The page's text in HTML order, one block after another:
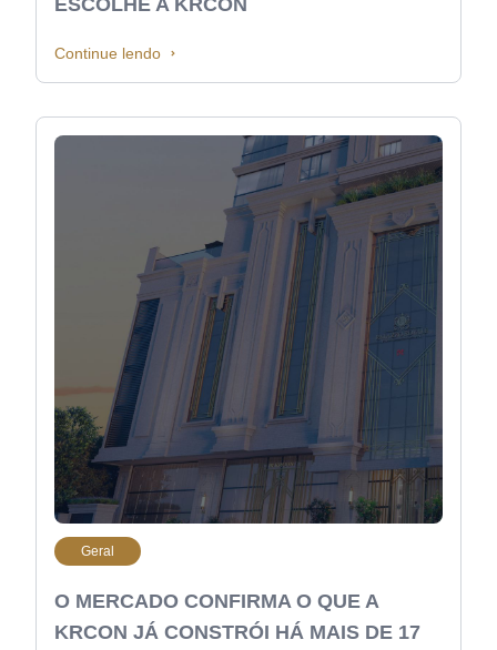
Continue lendo
Geral
O MERCADO CONFIRMA O QUE A
KRCON JÁ CONSTRÓI HÁ MAIS DE 17